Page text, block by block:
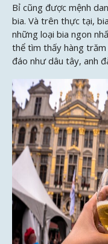
Bỉ cũng được mệnh
bia. Và trên thực tại,
những loại bia ngon
thể tìm thấy hàng
đáo như dâu tây, anh